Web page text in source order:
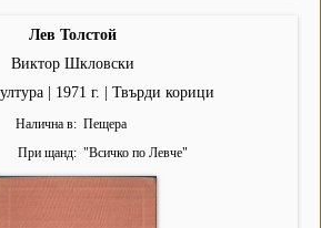
Лев Толстой
Виктор Шкловски
| 1971 г. | Твърди корици
Налична в
Пещера
При щанд
"Всичко по Левче"